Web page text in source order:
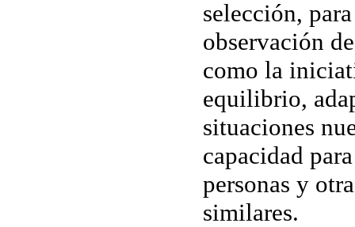
selección,
observación
como la
equilibrio,
situaciones
capacidad
personas y
similares.